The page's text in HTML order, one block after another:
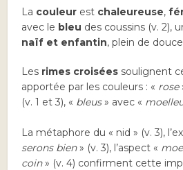
La couleur est chaleureuse,
avec le bleu des coussins (v. 2),
naïf et enfantin, plein de
Les rimes croisées soulignent
apportée par les couleurs : « rose
(v. 1 et 3), « bleus» avec «
La métaphore du « nid » (v. 3),
serons bien» (v. 3), l’aspect «
coin» (v. 4) confirment cette